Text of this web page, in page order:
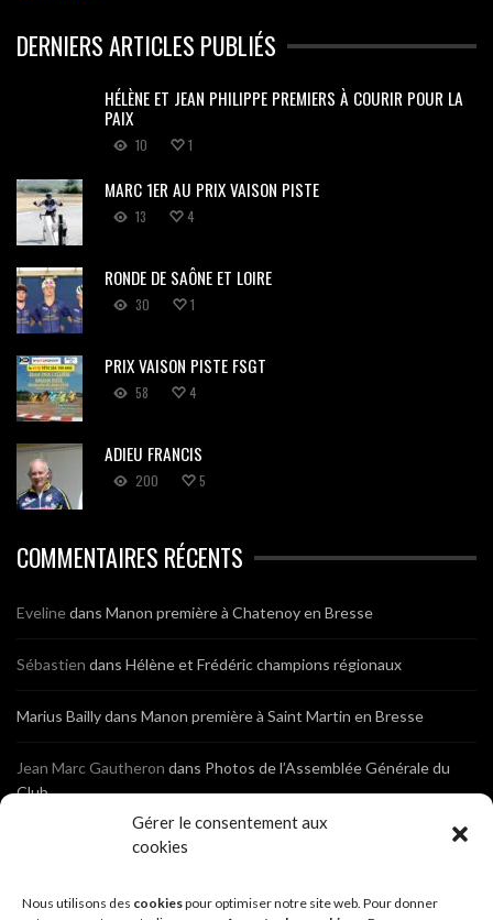
Gérer le consentement aux
cookies
Nous utilisons des cookiespour optimiser notre site web. Pour donner
DERNIERS ARTICLES PUBLIÉS
HÉLÈNE ET JEAN PHILIPPE PREMIERS À COURIR POUR LA
PAIX
10 1
MARC 1ER AU PRIX VAISON PISTE
13 4
RONDE DE SAÔNE ET LOIRE
30 1
PRIX VAISON PISTE FSGT
58 4
ADIEU FRANCIS
200 5
COMMENTAIRES RÉCENTS
Evelinedans Manon première à Chatenoy en Bresse
Sébastien dans Hélène et Frédéric champions régionaux
Marius Baillydans Manon première à Saint Martin en Bresse
Jean Marc Gautheron dans Photos de l’Assemblée Générale du
Club
Photos de l’Assemblée Générale du Club
Sébastien dans Cyclocross de Brochon (21)